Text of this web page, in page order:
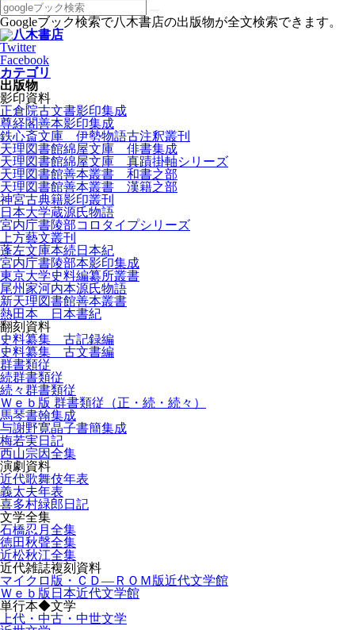
Googleブック検索で八木書店の出版物が全文検索できます。
Twitter
Facebook
カテゴリ
出版物
影印資料
正倉院古文書影印集成
尊経閣善本影印集成
鉄心斎文庫 伊勢物語古注釈叢刊
天理図書館綿屋文庫 俳書集成
天理図書館綿屋文庫 真蹟掛軸シリーズ
天理図書館善本叢書 和書之部
天理図書館善本叢書 漢籍之部
神宮古典籍影印叢刊
日本大学蔵源氏物語
宮内庁書陵部コロタイプシリーズ
上方藝文叢刊
蓬左文庫本続日本紀
宮内庁書陵部本影印集成
東京大学史料編纂所叢書
尾州家河内本源氏物語
新天理図書館善本叢書
熱田本 日本書紀
翻刻資料
史料纂集 古記録編
史料纂集 古文書編
群書類従
続群書類従
続々群書類従
Ｗｅｂ版 群書類従（正・続・続々）
馬琴書翰集成
与謝野寛晶子書簡集成
梅若実日記
西山宗因全集
演劇資料
近代歌舞伎年表
義太夫年表
喜多村緑郎日記
文学全集
石橋忍月全集
徳田秋聲全集
近松秋江全集
近代雑誌複刻資料
マイクロ版・ＣＤ―ＲＯＭ版近代文学館
Ｗｅｂ版日本近代文学館
単行本◆文学
上代・中古・中世文学